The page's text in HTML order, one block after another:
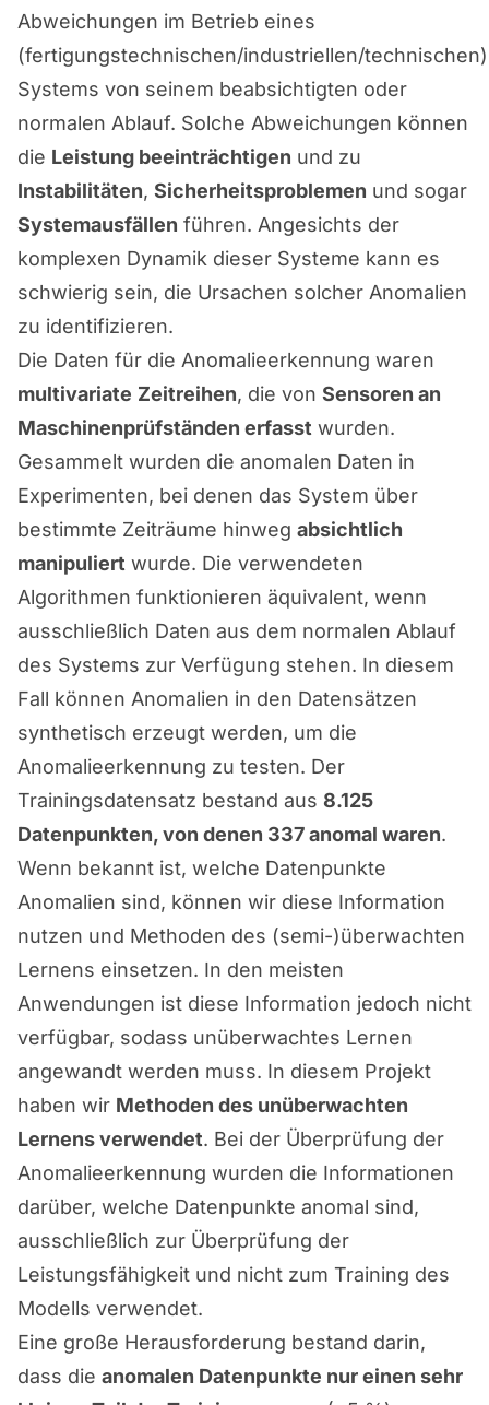
Abweichungen im Betrieb eines
(fertigungstechnischen/industriellen/technischen)
Systems von seinem beabsichtigten oder
normalen Ablauf. Solche Abweichungen können
die Leistung beeinträchtigen und zu
Instabilitäten, Sicherheitsproblemen und sogar
Systemausfällen führen. Angesichts der
komplexen Dynamik dieser Systeme kann es
schwierig sein, die Ursachen solcher Anomalien
zu identifizieren.
Die Daten für die Anomalieerkennung waren
multivariate Zeitreihen, die von Sensoren an
Maschinenprüfständen erfasst wurden.
Gesammelt wurden die anomalen Daten in
Experimenten, bei denen das System über
bestimmte Zeiträume hinweg absichtlich
manipuliert wurde. Die verwendeten
Algorithmen funktionieren äquivalent, wenn
ausschließlich Daten aus dem normalen Ablauf
des Systems zur Verfügung stehen. In diesem
Fall können Anomalien in den Datensätzen
synthetisch erzeugt werden, um die
Anomalieerkennung zu testen. Der
Trainingsdatensatz bestand aus 8.125
Datenpunkten, von denen 337 anomal waren.
Wenn bekannt ist, welche Datenpunkte
Anomalien sind, können wir diese Information
nutzen und Methoden des (semi-)überwachten
Lernens einsetzen. In den meisten
Anwendungen ist diese Information jedoch nicht
verfügbar, sodass unüberwachtes Lernen
angewandt werden muss. In diesem Projekt
haben wir Methoden des unüberwachten
Lernens verwendet. Bei der Überprüfung der
Anomalieerkennung wurden die Informationen
darüber, welche Datenpunkte anomal sind,
ausschließlich zur Überprüfung der
Leistungsfähigkeit und nicht zum Training des
Modells verwendet.
Eine große Herausforderung bestand darin,
dass die anomalen Datenpunkte nur einen sehr